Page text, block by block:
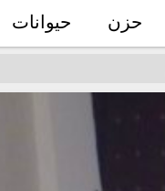
حزن حيوانات